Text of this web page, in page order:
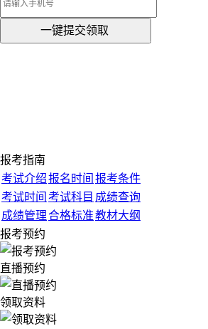
一键提交领取
报考指南
考试介绍报名时间 报考条件
考试时间 考试科目 成绩查询
成绩管理合格标准教材大纲
报考预约
直播预约
领取资料